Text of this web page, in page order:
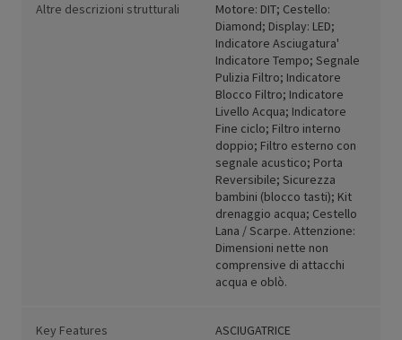
Altre descrizioni strutturali
Motore: DIT; Cestello:
Diamond; Display: LED;
Indicatore Asciugatura'
Indicatore Tempo; Segnale
Pulizia Filtro; Indicatore
Blocco Filtro; Indicatore
Livello Acqua; Indicatore
Fine ciclo; Filtro interno
doppio; Filtro esterno con
segnale acustico; Porta
Reversibile; Sicurezza
bambini (blocco tasti); Kit
drenaggio acqua; Cestello
Lana / Scarpe. Attenzione:
Dimensioni nette non
comprensive di attacchi
acqua e oblò.
Key Features ASCIUGATRICE